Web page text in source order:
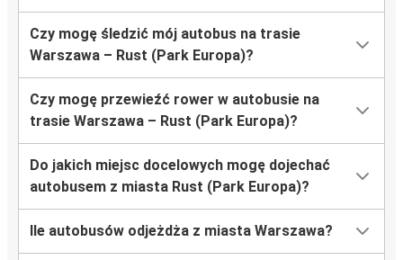
Czy mogę śledzić mój autobus na trasie
Warszawa – Rust (Park Europa)?
Czy mogę przewieźć rower w autobusie na
trasie Warszawa – Rust (Park Europa)?
Do jakich miejsc docelowych mogę dojechać
autobusem z miasta Rust (Park Europa)?
Ile autobusów odjeżdża z miasta Warszawa?